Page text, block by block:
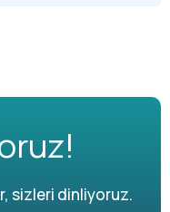
sizleri dinliyoruz.